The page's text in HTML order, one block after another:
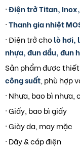
·Điện trở Titan,
·Thanh gia nhiệt
· Điện trở cholò hơi,
nhựa, đun dầu, đun
Sản phẩm được
công suất , phù hợp
· Nhựa, bao bì nhựa,
· Giấy, bao bì giấy
· Giày da, may mặc
· Dây & cáp điện